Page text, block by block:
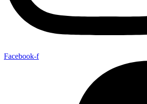
Facebook-f